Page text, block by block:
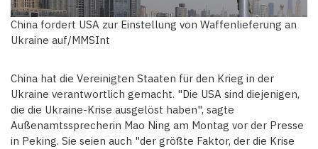
China fordert USA zur Einstellung von Waffenlieferung an
Ukraine auf/MMSInt
China hat die Vereinigten Staaten für den Krieg in der
Ukraine verantwortlich gemacht. "Die USA sind diejenigen,
die die Ukraine-Krise ausgelöst haben", sagte
Außenamtssprecherin Mao Ning am Montag vor der Presse
in Peking. Sie seien auch "der größte Faktor, der die Krise